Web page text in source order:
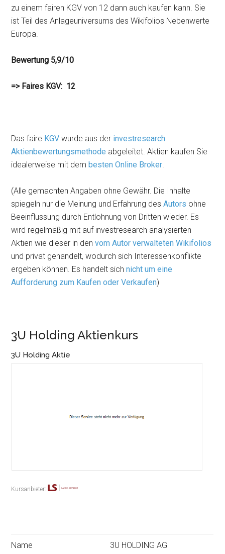
zu einem fairen KGV von 12 dann auch kaufen kann. Sie
ist Teil des Anlageuniversums des Wikifolios Nebenwerte
Europa.
Bewertung 5,9/10
=> Faires KGV: 12
Das faire KGV wurde aus der investresearch
Aktienbewertungsmethode abgeleitet. Aktien kaufen Sie
idealerweise mit dembesten Online Broker.
(Alle gemachten Angaben ohne Gewähr. Die Inhalte
spiegeln nur die Meinung und Erfahrung desAutors ohne
Beeinflussung durch Entlohnung von Dritten wieder. Es
wird regelmäßig mit auf investresearch analysierten
Aktien wie dieser in denvom Autor verwalteten Wikifolios
und privat gehandelt, wodurch sich Interessenkonflikte
ergeben können. Es handelt sichnicht um eine
Aufforderung zum Kaufen oder Verkaufen)
3U Holding Aktienkurs
3U Holding Aktie
Kursanbieter:
Name 3U HOLDING AG